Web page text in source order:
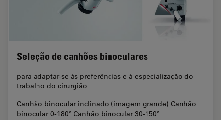
Seleção de canhões binoculares
para adaptar-se às preferências e à especialização do
trabalho do cirurgião
Canhão binocular inclinado (imagem grande) Canhão
binocular 0-180° Canhão binocular 30-150°